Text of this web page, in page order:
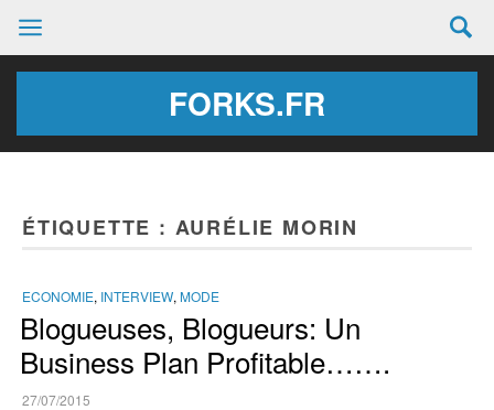
FORKS.FR
ÉTIQUETTE : AURÉLIE MORIN
ECONOMIE, INTERVIEW, MODE
Blogueuses, Blogueurs: Un
Business Plan Profitable…….
27/07/2015